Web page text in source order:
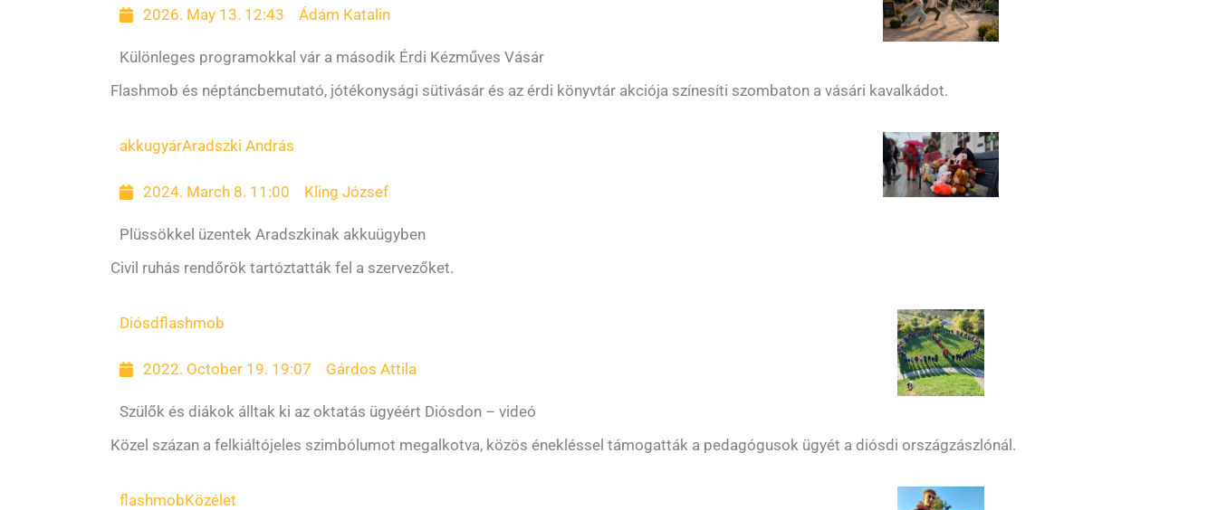
2026. May 13. 12:43 Ádám Katalin
Különleges programokkal vár a második Érdi Kézműves Vásár
Flashmob és néptáncbemutató, jótékonysági sütivásár és az érdi könyvtár akciója színesíti szombaton a vásári kavalkádot.
akkugyárAradszki András
2024. March 8. 11:00 Kling József
Plüssökkel üzentek Aradszkinak akkuügyben
Civil ruhás rendőrök tartóztatták fel a szervezőket.
Diósdflashmob
2022. October 19. 19:07 Gárdos Attila
Szülők és diákok álltak ki az oktatás ügyéért Diósdon – videó
Közel százan a felkiáltójeles szimbólumot megalkotva, közös énekléssel támogatták a pedagógusok ügyét a diósdi országzászlónál.
flashmobKözélet